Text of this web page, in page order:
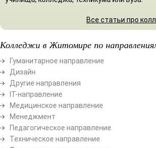
Все статьи про
Колледжи в Житомире по
Гуманитарное направление
Дизайн
Другие направления
ІТ-направление
Медицинское направление
Менеджмент
Педагогическое направление
Техническое направление